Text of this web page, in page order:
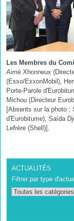
Les Membres du
Aimé Xhonneux
(Esso/ExxonMobil),
Porte-Parole
Michou (Directeur
[Absents sur la photo :
d'Eurobitume), Saïda
Lefrère (Shell)].
ACTUALITÉS
Filtrer par type